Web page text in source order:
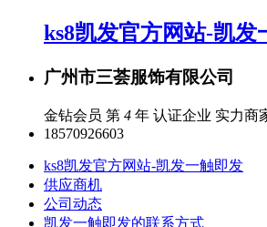
ks8凯发官方网站-凯发
广州市三荟服饰有限公司
金钻会员 第 4 年 认证企业 实力商
18570926603
ks8凯发官方网站-凯发一触即发
供应商机
公司动态
凯发一触即发的联系方式